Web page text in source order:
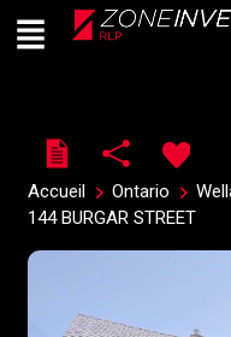
Live
En Direct
Menu
Accueil Ontario
144 BURGAR STREET